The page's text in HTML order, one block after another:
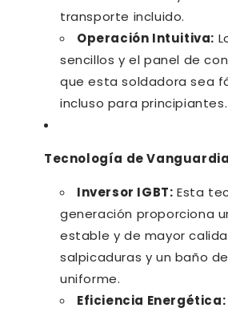
transporte incluido.
Operación Intuitiva:
sencillos y el panel de
que esta soldadora sea
incluso para principiantes.
Tecnología de
Inversor IGBT: Esta
generación proporciona
estable y de mayor
salpicaduras y un baño
uniforme.
Eficiencia Energética: